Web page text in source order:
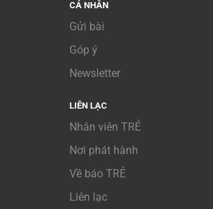
CÁ NHÂN
Gửi bài
Góp ý
Newsletter
LIÊN LẠC
Nhân viên TRẺ
Nơi phát hành
Về báo TRẺ
Liên lạc